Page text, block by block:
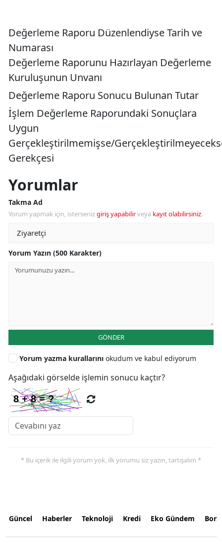
Değerleme Raporu Düzenlendiyse Tarih ve
Numarası
Değerleme Raporunu Hazırlayan Değerleme
Kuruluşunun Unvanı
Değerleme Raporu Sonucu Bulunan Tutar
İşlem Değerleme Raporundaki Sonuçlara
Uygun
Gerçekleştirilmemişse/
Gerekçesi
Yorumlar
Takma Ad
Yorum yapmak için, istersenizgiriş yapabilirveya kayıt olabilirsiniz.
Yorum Yazın (500 Karakter)
GÖNDER
Yorum yazma kurallarını okudum ve kabul ediyorum
Aşağıdaki görselde işlemin sonucu kaçtır?
* Bu içerik ile ilgili yorum yok, ilk yorumu siz yazın, tartışalım *
Güncel Haberler Teknoloji Kredi Eko Gündem